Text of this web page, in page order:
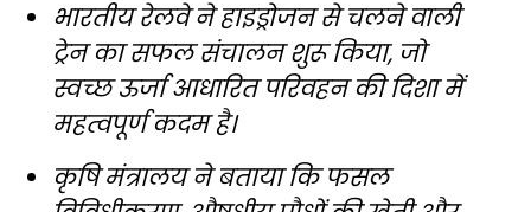
भारतीय रेलवे ने हाइड्रोजन से चलने वाली
ट्रेन का सफल संचालन शुरू किया, जो
स्वच्छ ऊर्जा आधारित परिवहन की दिशा में
महत्वपूर्ण कदम है।
कृषि मंत्रालय ने बताया कि फसल